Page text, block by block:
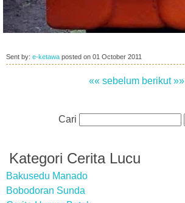
Sent by: e-ketawa posted on 01 October 2011
«« sebelum berikut »»
Cari
Kategori Cerita Lucu
Bakusedu Manado
Bobodoran Sunda